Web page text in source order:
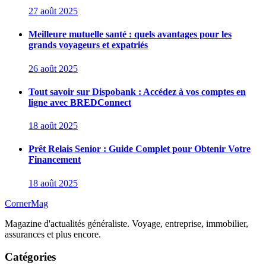
27 août 2025
Meilleure mutuelle santé : quels avantages pour les
grands voyageurs et expatriés
26 août 2025
Tout savoir sur Dispobank : Accédez à vos comptes en
ligne avec BREDConnect
18 août 2025
Prêt Relais Senior : Guide Complet pour Obtenir Votre
Financement
18 août 2025
CornerMag
Magazine d'actualités généraliste. Voyage, entreprise, immobilier,
assurances et plus encore.
Catégories